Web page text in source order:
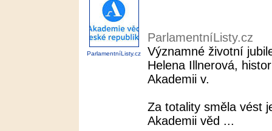
ParlamentníListy.cz
ParlamentníListy.cz
Významné životní
Helena Illnerová,
Akademii v.
Za totality směla vést
Akademii věd ...